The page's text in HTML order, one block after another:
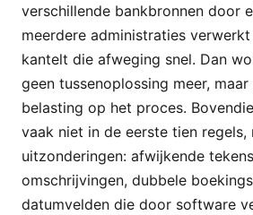
verschillende bankbronnen door
meerdere administraties
kantelt die afweging snel. Dan
geen tussenoplossing meer,
belasting op het proces.
vaak niet in de eerste tien regels,
uitzonderingen: afwijkende
omschrijvingen, dubbele
datumvelden die door software